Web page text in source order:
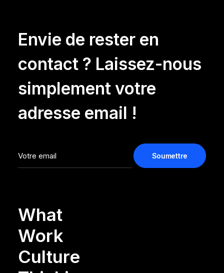
Envie de rester en
contact ? Laissez-nous
simplement votre
adresse email !
What
Work
Culture